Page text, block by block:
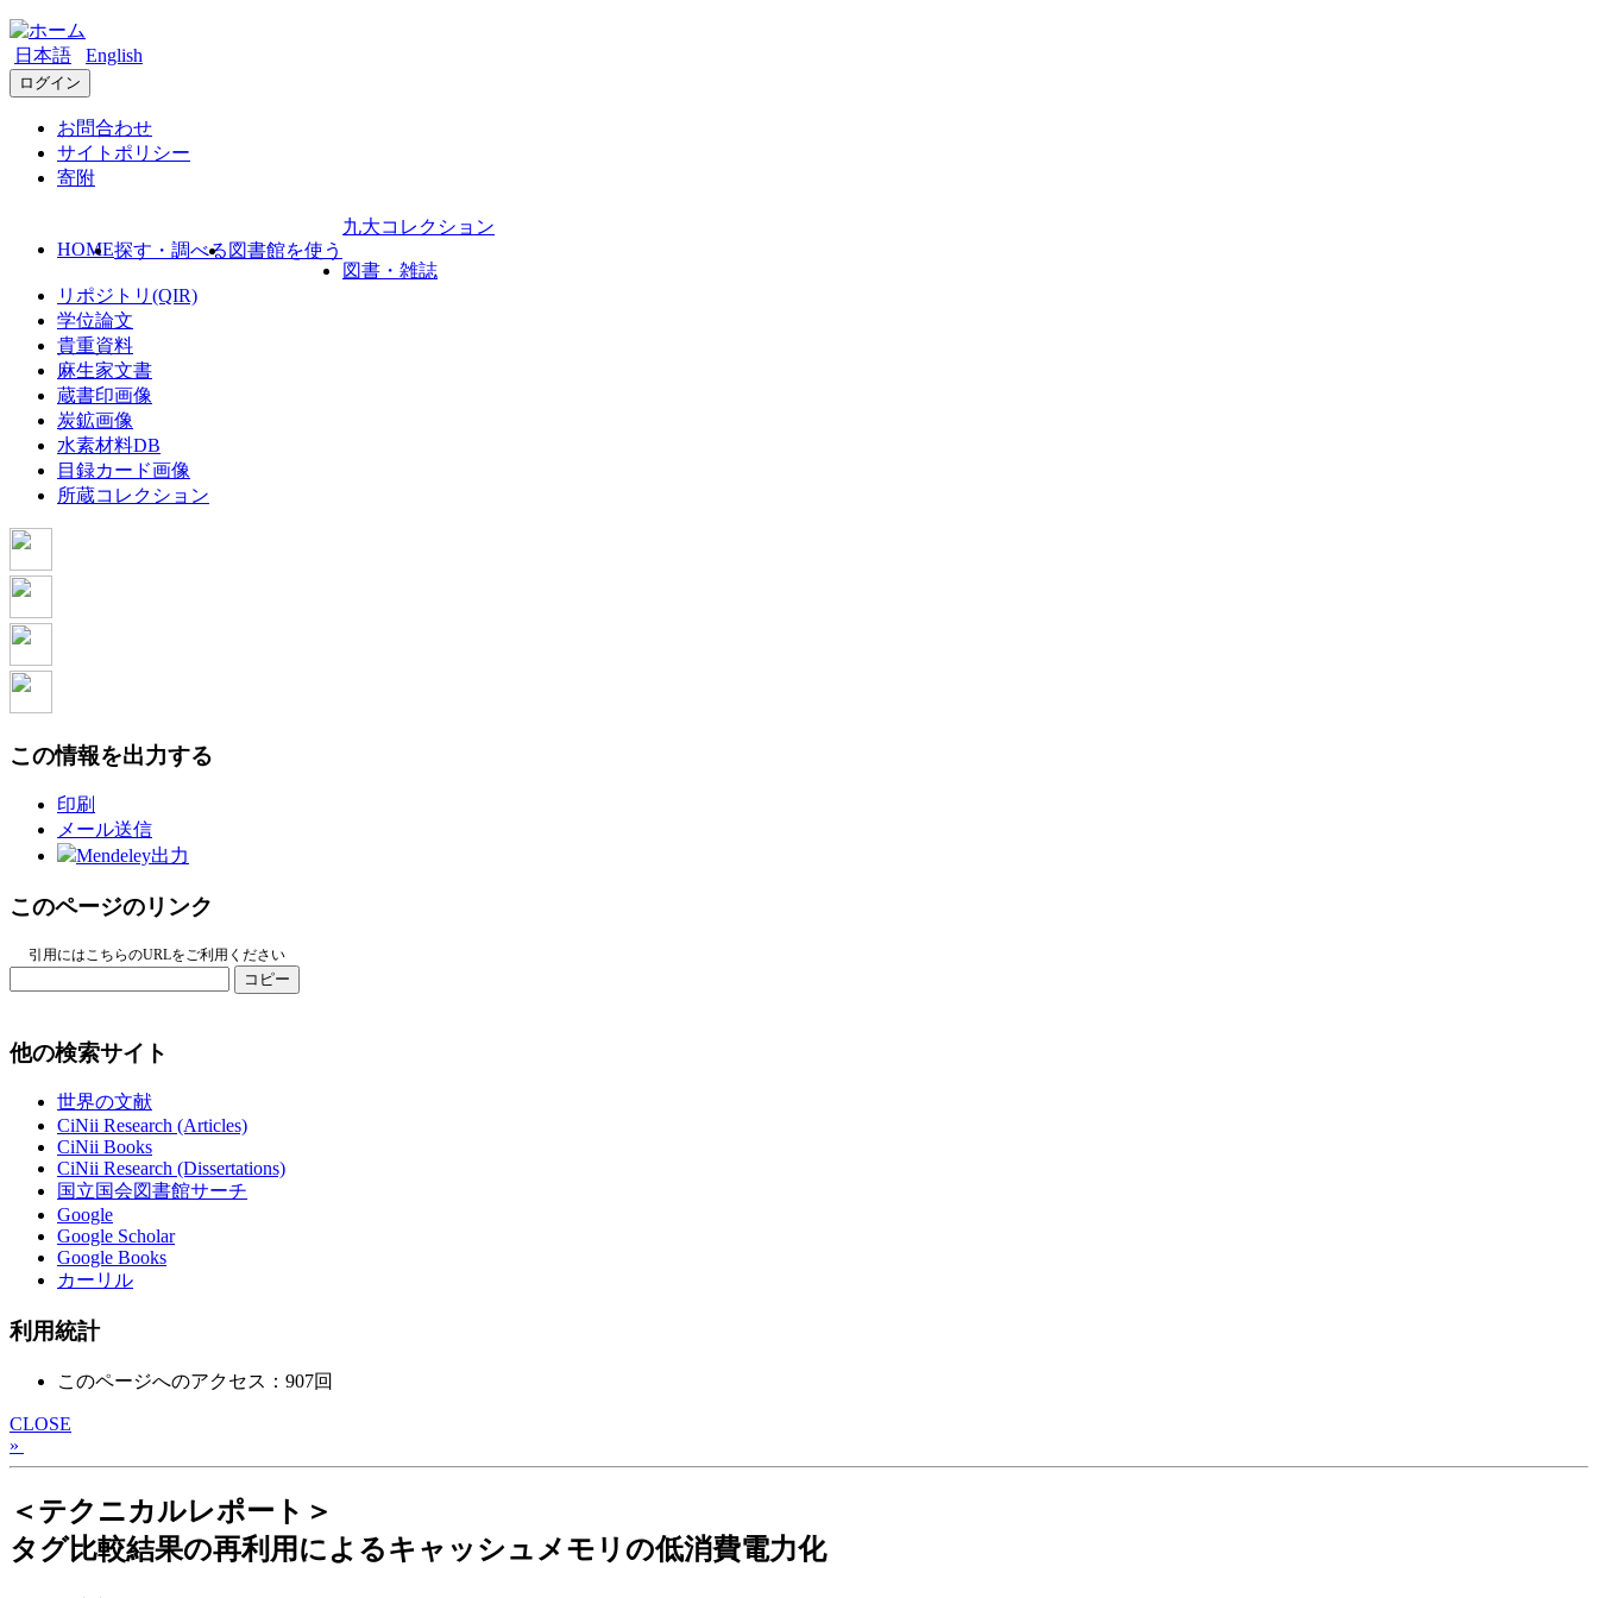
日本語 English
ログイン
お問合わせ
サイトポリシー
寄附
HOME探す・調べる 図書館を使う
九大コレクション
図書・雑誌
リポジトリ(QIR)
学位論文
貴重資料
麻生家文書
蔵書印画像
炭鉱画像
水素材料DB
目録カード画像
所蔵コレクション
この情報を出力する
印刷
メール送信
Mendeley出力
このページのリンク
引用にはこちらのURLをご利用ください
コピー
他の検索サイト
世界の文献
CiNii Research (Articles)
CiNii Books
CiNii Research (Dissertations)
国立国会図書館サーチ
Google
Google Scholar
Google Books
カーリル
利用統計
このページへのアクセス：907回
CLOSE
»
＜テクニカルレポート＞
タグ比較結果の再利用によるキャッシュメモリの低消費電力化